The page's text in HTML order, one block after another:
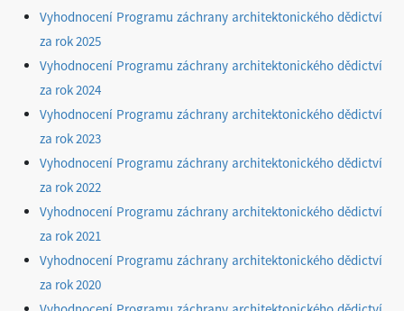
Vyhodnocení Programu záchrany architektonického dědictví
za rok 2025
Vyhodnocení Programu záchrany architektonického dědictví
za rok 2024
Vyhodnocení Programu záchrany architektonického dědictví
za rok 2023
Vyhodnocení Programu záchrany architektonického dědictví
za rok 2022
Vyhodnocení Programu záchrany architektonického dědictví
za rok 2021
Vyhodnocení Programu záchrany architektonického dědictví
za rok 2020